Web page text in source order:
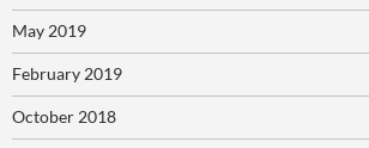
May 2019
February 2019
October 2018